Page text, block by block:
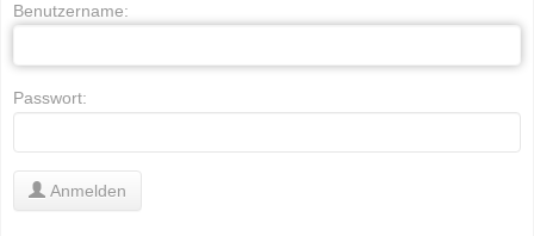
Benutzername:
Passwort:
Anmelden